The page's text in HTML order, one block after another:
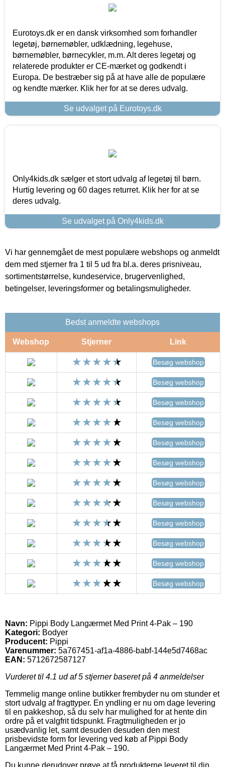
Eurotoys.dk er en dansk virksomhed som forhandler
legetøj, børnemøbler, udklædning, legehuse,
børnemøbler, børnecykler, m.m. Alt deres legetøj og
relaterede produkter er CE-mærket og godkendt i
Europa. De bestræber sig på at have alle de populære
og kendte mærker. Klik her for at se deres udvalg.
Se udvalget på Eurotoys.dk
Only4kids.dk sælger et stort udvalg af legetøj til børn.
Hurtig levering og 60 dages returret. Klik her for at se
deres udvalg.
Se udvalget på Only4kids.dk
Vi har gennemgået de mest populære webshops og anmeldt
dem med stjerner fra 1 til 5 ud fra bl.a. deres prisniveau,
sortimentstørrelse, kundeservice, brugervenlighed,
betingelser, leveringsformer og betalingsmuligheder.
Bedst anmeldte webshops
Webshop Stjerner Link
Besøg webshop
Besøg webshop
Besøg webshop
Besøg webshop
Besøg webshop
Besøg webshop
Besøg webshop
Besøg webshop
Besøg webshop
Besøg webshop
Besøg webshop
Besøg webshop
Navn: Pippi Body Langærmet Med Print 4-Pak – 190
Kategori: Bodyer
Producent: Pippi
Varenummer: 5a767451-af1a-4886-babf-144e5d7468ac
EAN: 5712672587127
Vurderet til 4.1 ud af 5 stjerner baseret på 4 anmeldelser
Temmelig mange online butikker frembyder nu om stunder et
stort udvalg af fragttyper. En yndling er nu om dage levering
til en pakkeshop, så du selv har mulighed for at hente din
ordre på et valgfrit tidspunkt. Fragtmuligheden er jo
usædvanlig let, samt desuden desuden den mest
prisbevidste form for levering ved køb af Pippi Body
Langærmet Med Print 4-Pak – 190.
Du kunne derudover prøve at få produkterne leveret til din